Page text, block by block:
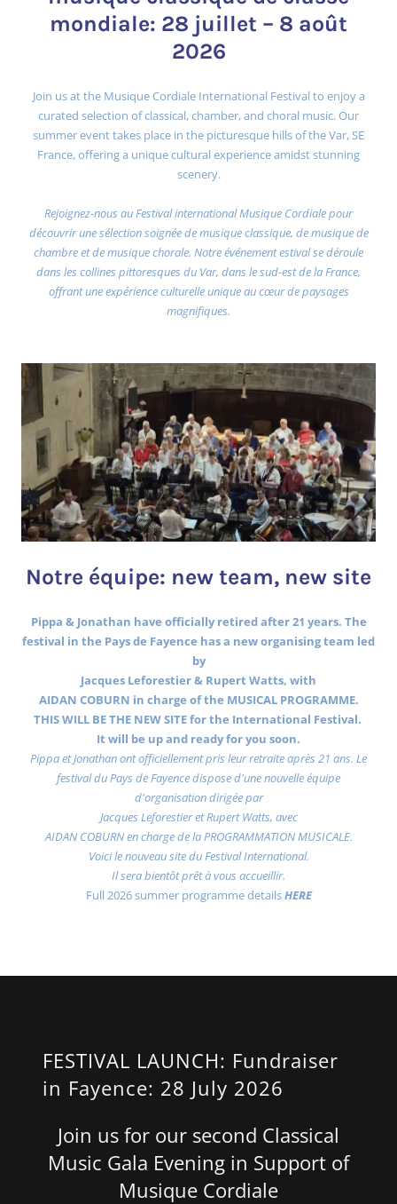
mondiale: 28 juillet – 8 août
2026
Join us at the Musique Cordiale International Festival to enjoy a
curated selection of classical, chamber, and choral music. Our
summer event takes place in the picturesque hills of the Var, SE
France, offering a unique cultural experience amidst stunning
scenery.
Rejoignez-nous au Festival international Musique Cordiale pour
découvrir une sélection soignée de musique classique, de musique de
chambre et de musique chorale. Notre événement estival se déroule
dans les collines pittoresques du Var, dans le sud-est de la France,
offrant une expérience culturelle unique au cœur de paysages
magnifiques.
Notre équipe: new team, new site
Pippa & Jonathan have officially retired after 21 years. The
festival in the Pays de Fayence has a new organising team led
by
Jacques Leforestier & Rupert Watts, with
AIDAN COBURN in charge of the MUSICAL PROGRAMME.
THIS WILL BE THE NEW SITE for the International Festival.
It will be up and ready for you soon.
Pippa et Jonathan ont officiellement pris leur retraite après 21 ans. Le
festival du Pays de Fayence dispose d'une nouvelle équipe
d'organisation dirigée par
Jacques Leforestier et Rupert Watts, avec
AIDAN COBURN en charge de la PROGRAMMATION MUSICALE.
Voici le nouveau site du Festival International.
Il sera bientôt prêt à vous accueillir.
Full 2026 summer programme detailsHERE
FESTIVAL LAUNCH: Fundraiser
in Fayence: 28 July 2026
Join us for our second Classical
Music Gala Evening in Support of
Musique Cordiale